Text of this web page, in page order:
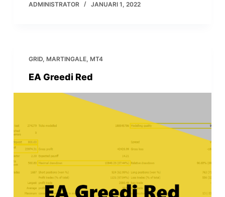
ADMINISTRATOR JANUARI 1, 2022
GRID, MARTINGALE, MT4
EA Greedi Red